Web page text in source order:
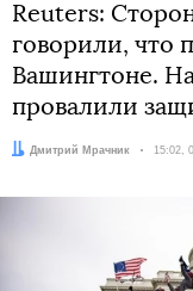
Reuters:
говорили, что
Вашингтоне.
провалили
Автор:
Дмитрий Мрачник Дата:
15:02,